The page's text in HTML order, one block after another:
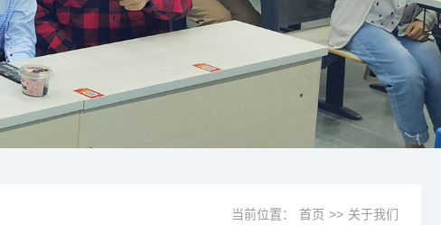
当前位置： 首页 >> 关于我们